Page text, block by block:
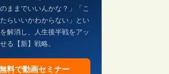
ままでいいんかな？」「こ
らいいかわからない」とい
解消し、人生後半戦をアッ
る【新】戦略。
料で動画セミナー